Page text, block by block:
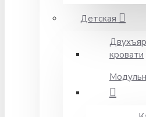
Детская
кровати